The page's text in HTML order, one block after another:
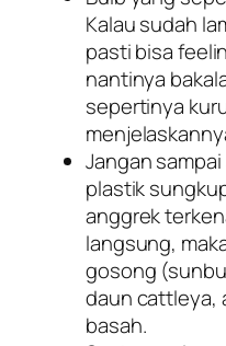
Kalau sudah
pasti bisa
nantinya
sepertinya
Jangan
plastik
anggrek
langsung,
gosong
daun cattleya,
basah.